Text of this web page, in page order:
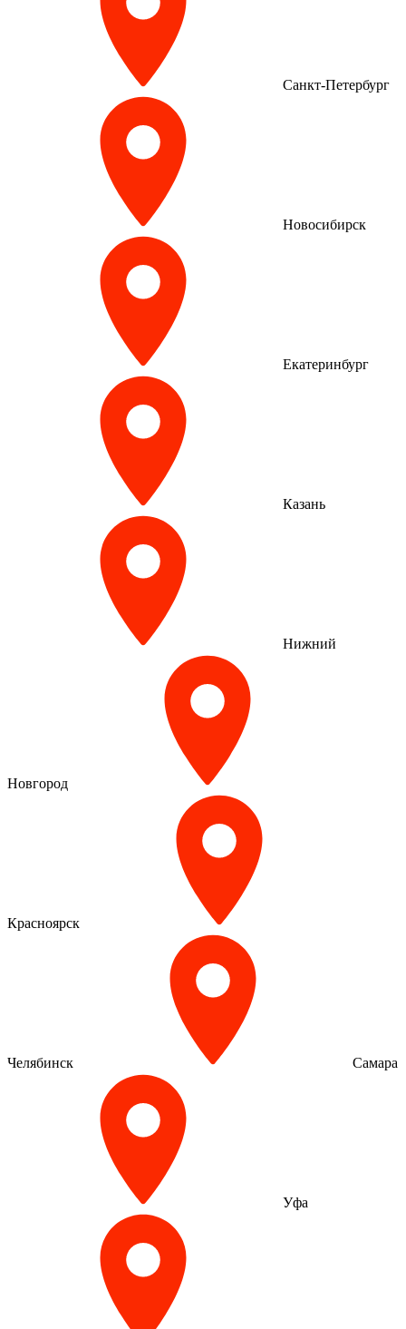
Санкт-Петербург
Новосибирск
Екатеринбург
Казань
Нижний
Новгород
Красноярск
Челябинск Самара
Уфа